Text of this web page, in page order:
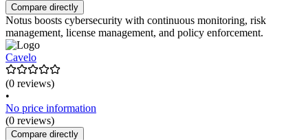
Compare directly
Notus boosts cybersecurity with continuous monitoring, risk
management, license management, and policy enforcement.
Cavelo
(0 reviews)
•
No price information
(0 reviews)
Compare directly